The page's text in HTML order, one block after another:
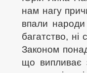
нам нагу
впали
багатство,
Законом
що випливає